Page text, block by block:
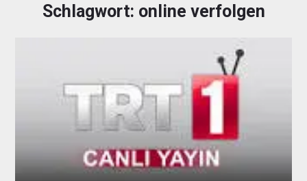
Schlagwort: online verfolgen